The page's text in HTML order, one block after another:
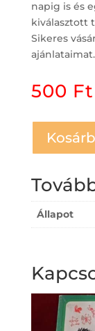
napig is és
kiválasztott
Sikeres
ajánlataimat.
500 Ft
Állapot